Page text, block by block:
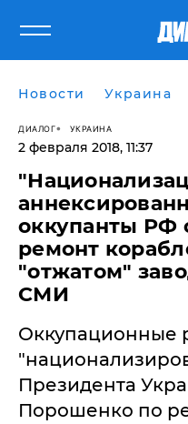
Новости Украина
ДИАЛОГ УКРАИНА
2 февраля 2018, 11:37
оккупанты РФ
ремонт
"отжатом"
СМИ
Оккупационные
Президента
Порошенко по